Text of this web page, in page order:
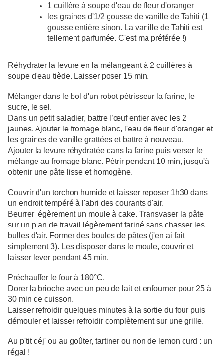
1 cuillère à soupe d'eau de fleur d'oranger
les graines d'1/2 gousse de vanille de Tahiti (1
gousse entière sinon. La vanille de Tahiti est
tellement parfumée. C'est ma préférée !)
Réhydrater la levure en la mélangeant à 2 cuillères à
soupe d'eau tiède. Laisser poser 15 min.
Mélanger dans le bol d'un robot pétrisseur la farine, le
sucre, le sel.
Dans un petit saladier, battre l’œuf entier avec les 2
jaunes. Ajouter le fromage blanc, l'eau de fleur d'oranger et
les graines de vanille grattées et battre à nouveau.
Ajouter la levure réhydratée dans la farine puis verser le
mélange au fromage blanc. Pétrir pendant 10 min, jusqu'à
obtenir une pâte lisse et homogène.
Couvrir d'un torchon humide et laisser reposer 1h30 dans
un endroit tempéré à l'abri des courants d'air.
Beurrer légèrement un moule à cake. Transvaser la pâte
sur un plan de travail légèrement fariné sans chasser les
bulles d'air. Former des boules de pâtes (j'en ai fait
simplement 3). Les disposer dans le moule, couvrir et
laisser lever pendant 45 min.
Préchauffer le four à 180°C.
Dorer la brioche avec un peu de lait et enfourner pour 25 à
30 min de cuisson.
Laisser refroidir quelques minutes à la sortie du four puis
démouler et laisser refroidir complètement sur une grille.
Au p'tit déj' ou au goûter, tartiner ou non de lemon curd : un
régal !